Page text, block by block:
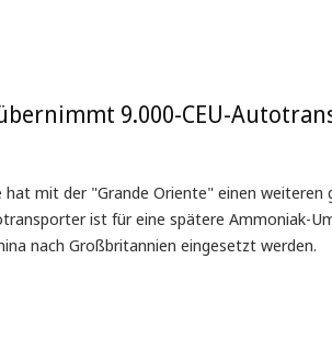
9.000-CEU-
hat mit der "Grande Oriente" einen weiteren
ist für eine spätere Ammoniak-
nach Großbritannien eingesetzt werden.